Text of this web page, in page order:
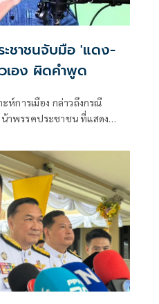
ชาชนจับมือ 'แดง-
เอง ผิดคำพูด
ห์การเมือง กล่าวถึงกรณี
าพรรคประชาชน ที่แสดง
คุยกับพรรคประชาชนด้วยว่า